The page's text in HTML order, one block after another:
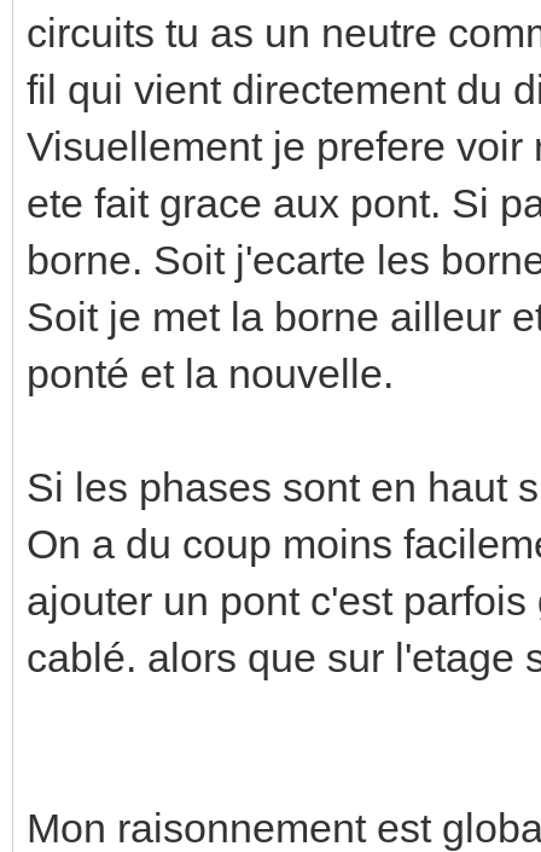
circuits tu as un neutre
fil qui vient directement du
Visuellement je prefere
ete fait grace aux pont. Si
borne. Soit j'ecarte les
Soit je met la borne ailleur
ponté et la nouvelle.
Si les phases sont en haut
On a du coup moins
ajouter un pont c'est
cablé. alors que sur l'etage
Mon raisonnement est